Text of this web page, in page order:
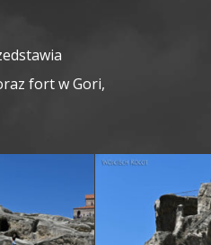
fort w Gori,